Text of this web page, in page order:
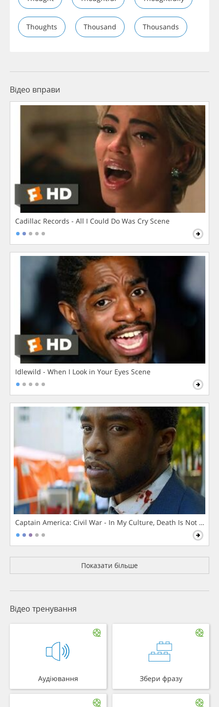
Thoughts Thousand Thousands
Відео вправи
Cadillac Records - All I Could Do Was Cry Scene
Idlewild - When I Look in Your Eyes Scene
Captain America: Civil War - In My Culture, Death Is Not The
Показати більше
Відео тренування
Аудіювання Збери фразу